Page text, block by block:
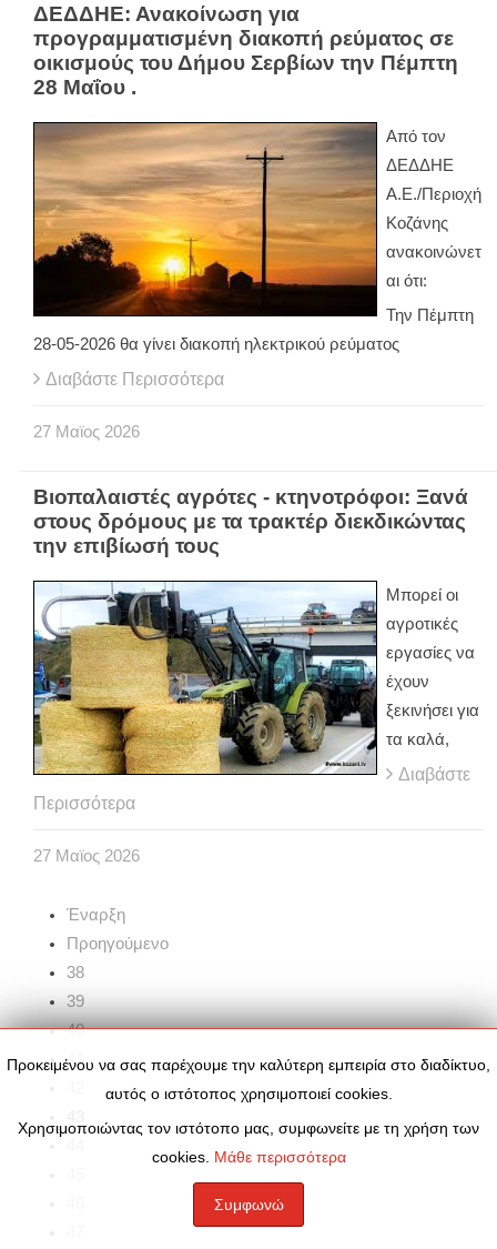
ΔΕΔΔΗΕ: Ανακοίνωση για
προγραμματισμένη διακοπή ρεύματος σε
οικισμούς του Δήμου Σερβίων την Πέμπτη
28 Μαΐου .
Από τον
ΔΕΔΔΗΕ
Α.Ε./Περιοχή
Κοζάνης
ανακοινώνετ
αι ότι:
Την Πέμπτη
28-05-2026 θα γίνει διακοπή ηλεκτρικού ρεύματος
Διαβάστε Περισσότερα
27 Μαϊος 2026
Βιοπαλαιστές αγρότες - κτηνοτρόφοι: Ξανά
στους δρόμους με τα τρακτέρ διεκδικώντας
την επιβίωσή τους
Μπορεί οι
αγροτικές
εργασίες να
έχουν
ξεκινήσει για
τα καλά,
Διαβάστε
Περισσότερα
27 Μαϊος 2026
Έναρξη
Προηγούμενο
38
39
40
41
Προκειμένου να σας παρέχουμε την καλύτερη εμπειρία στο διαδίκτυο,
αυτός ο ιστότοπος χρησιμοποιεί cookies.
Χρησιμοποιώντας τον ιστότοπο μας, συμφωνείτε με τη χρήση των
cookies. Μάθε περισσότερα
Συμφωνώ